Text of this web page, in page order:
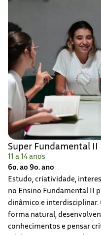
Super Fundamental II
11 a 14 anos
6o. ao 9o. ano
Estudo, criatividade,
no Ensino Fundamental II
dinâmico e interdisciplinar.
forma natural,
conhecimentos e pensar